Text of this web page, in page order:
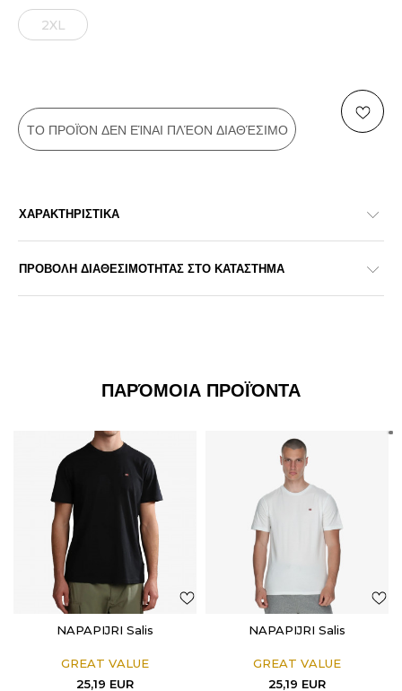
2XL
ΤΟ ΠΡΟΪΌΝ ΔΕΝ ΕΊΝΑΙ ΠΛΈΟΝ ΔΙΑΘΈΣΙΜΟ
ΧΑΡΑΚΤΗΡΙΣΤΙΚΑ
ΠΡΟΒΟΛΗ ΔΙΑΘΕΣΙΜΟΤΗΤΑΣ ΣΤΟ ΚΑΤΑΣΤΗΜΑ
ΠΑΡΌΜΟΙΑ ΠΡΟΪΌΝΤΑ
NAPAPIJRI Salis
GREAT VALUE
25,19 EUR
NAPAPIJRI Salis
GREAT VALUE
25,19 EUR